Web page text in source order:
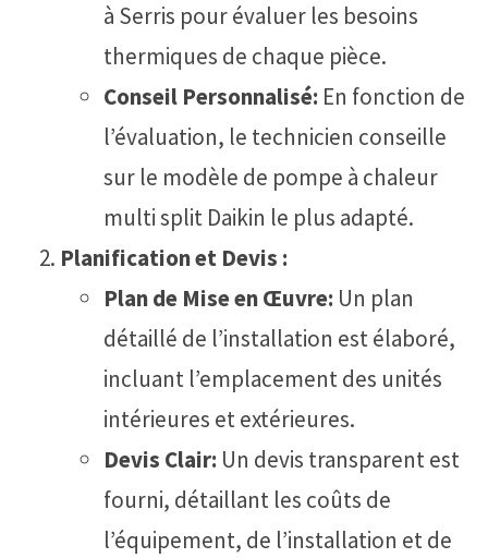
à Serris pour évaluer les besoins
thermiques de chaque pièce.
Conseil Personnalisé: En fonction de
l’évaluation, le technicien conseille
sur le modèle de pompe à chaleur
multi split Daikin le plus adapté.
Planification et Devis :
Plan de Mise en Œuvre: Un plan
détaillé de l’installation est élaboré,
incluant l’emplacement des unités
intérieures et extérieures.
Devis Clair: Un devis transparent est
fourni, détaillant les coûts de
l’équipement, de l’installation et de